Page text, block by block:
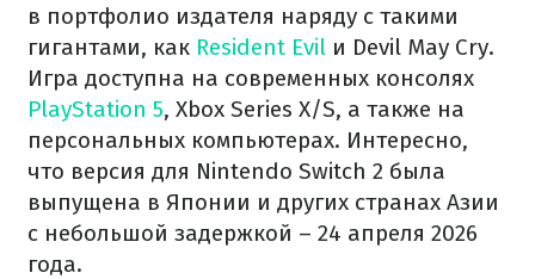
в портфолио издателя наряду с такими
гигантами, как Resident Evil и Devil May Cry.
Игра доступна на современных консолях
PlayStation 5, Xbox Series X/S, а также на
персональных компьютерах. Интересно,
что версия для Nintendo Switch 2 была
выпущена в Японии и других странах Азии
с небольшой задержкой – 24 апреля 2026
года.